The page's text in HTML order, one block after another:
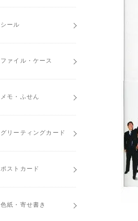
シール
ファイル・ケース
メモ・ふせん
グリーティングカード
ポストカード
色紙・寄せ書き